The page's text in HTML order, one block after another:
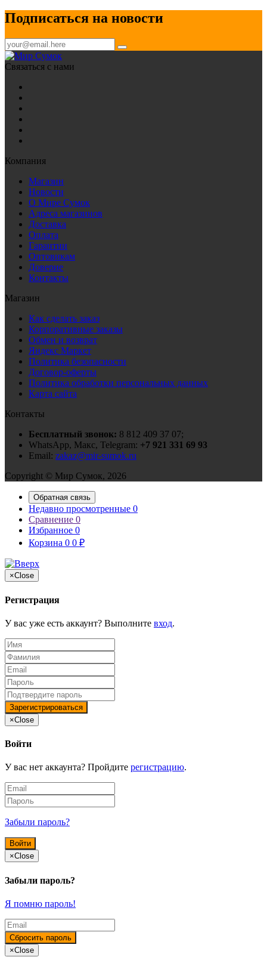
Подписаться на новости
Связаться с нами
Компания
Магазин
Новости
О Мире Сумок
Адреса магазинов
Доставка
Оплата
Гарантии
Оптовикам
Доверие
Контакты
Магазин
Как сделать заказ
Корпоративные заказы
Обмен и возврат
Яндекс Маркет
Политика безопасности
Договор-оферты
Политика обработки персональных данных
Карта сайта
Контакты
Бесплатный звонок: 8 812 409 37 07;
WhatsApp, Макс, Telegram: +7 921 331 69 93
Email: zakaz@mir-sumok.ru
Copyright © Мир Сумок, 2026
Обратная связь
Недавно просмотренные 0
Сравнение 0
Избранное 0
Корзина 0 0 ₽
×Close
Регистрация
У вас уже есть аккаунт? Выполните вход.
×Close
Войти
У вас нет аккаунта? Пройдите регистрацию.
Забыли пароль?
×Close
Забыли пароль?
Я помню пароль!
×Close